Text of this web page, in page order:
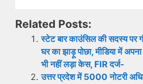
Related Posts:
स्टेट बार काउंसिल की सदस्य पर
घर का झाड़ू पोछा, मीडिया में
भी नहीं लड़ा केस, FIR दर्ज-
उत्तर प्रदेश में 5000 नोटरी